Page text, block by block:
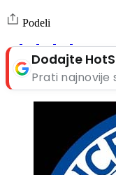
Podeli
Dodajte
Prati